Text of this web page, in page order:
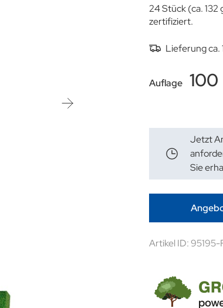
24 Stück (ca.
zertifiziert.
Lieferung ca.
Auflage
Jetzt
Sie
Artikel ID: 95195-